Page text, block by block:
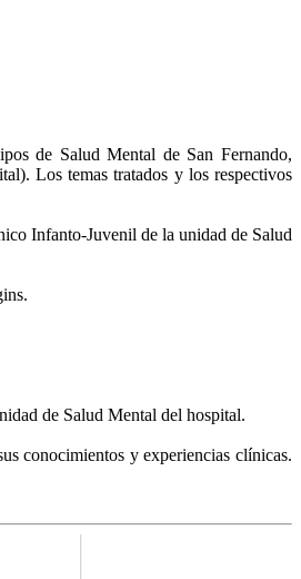
de Salud Mental de San Fernando,
Los temas tratados y los respectivos
Infanto-Juvenil de la unidad de Salud
de Salud Mental del hospital.
conocimientos y experiencias clínicas.